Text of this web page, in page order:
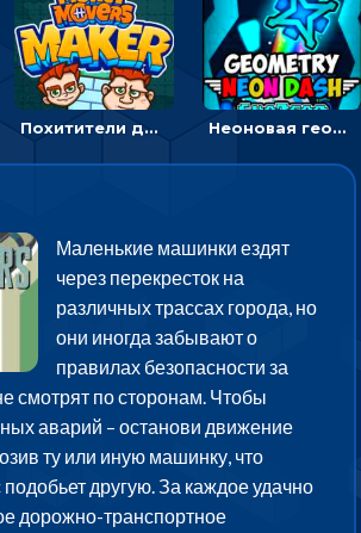
Похитители денег: управляйте друзьями и соберите все мешки с долларами Неоновая геометрия: прыгай через препятствия и собирай шары
Маленькие машинки ездят
через перекресток на
различных трассах города, но
они иногда забывают о
правилах безопасности за
смотрят по сторонам. Чтобы
аварий – останови движение
ту или иную машинку, что
другую. За каждое удачно
дорожно-транспортное